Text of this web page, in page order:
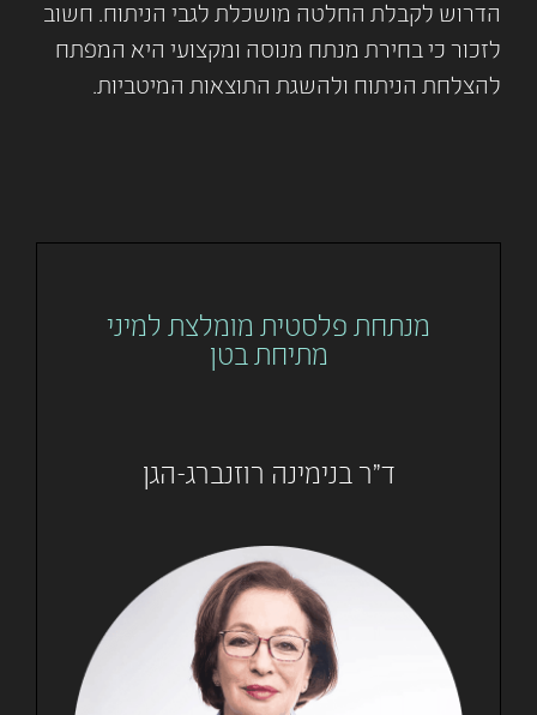
הדרוש לקבלת החלטה מושכלת לגבי הניתוח. חשוב
לזכור כי בחירת מנתח מנוסה ומקצועי היא המפתח
להצלחת הניתוח ולהשגת התוצאות המיטביות.
מנתחת פלסטית מומלצת למיני
מתיחת בטן
ד"ר בנימינה רוזנברג-הגן